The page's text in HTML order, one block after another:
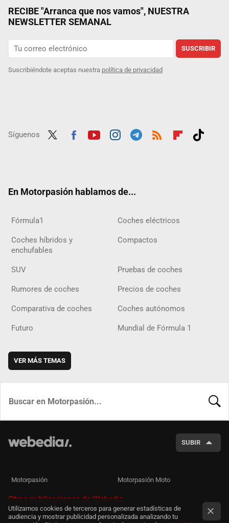
RECIBE "Arranca que nos vamos", NUESTRA
NEWSLETTER SEMANAL
SUSCRIBIR
Suscribiéndote aceptas nuestra política de privacidad
Síguenos
En Motorpasión hablamos de...
Fórmula1 Coches eléctricos
Coches híbridos y
enchufables
Compactos
SUV Pruebas de coches
Rumores de coches Precios de coches
Comparativa de coches Coches autónomos
Futuro Mundial de Fórmula 1
VER MÁS TEMAS
SUBIR
Motorpasión Motorpasión Moto
Otras publicaciones de Webedia
Utilizamos cookies de terceros para generar estadísticas de
audiencia y mostrar publicidad personalizada analizando tu